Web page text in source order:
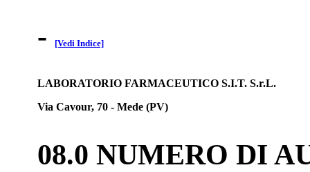
- [Vedi Indice]
LABORATORIO FARMACEUTICO S.I.T. S.r.L.
Via Cavour, 70 - Mede (PV)
08.0 NUMERO DI